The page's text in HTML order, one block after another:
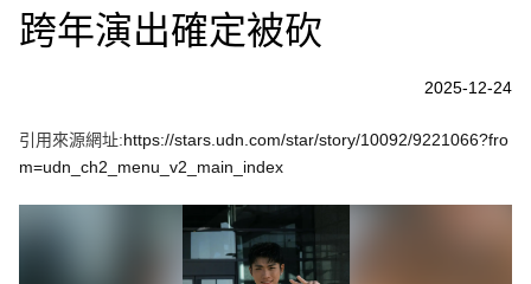
跨年演出確定被砍
2025-12-24
引用來源網址:https://stars.udn.com/star/story/10092/9221066?fro
m=udn_ch2_menu_v2_main_index